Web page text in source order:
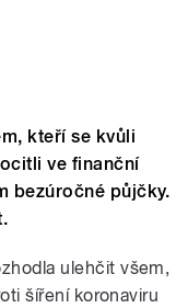
kteří se kvůli
ve finanční
bezúročné půjčky.
ulehčit všem,
šíření koronaviru